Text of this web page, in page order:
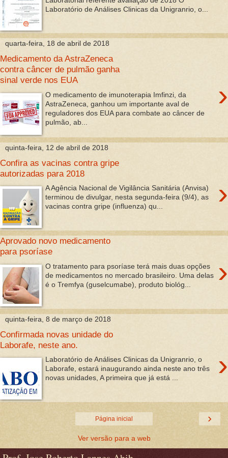
Laboratório de Análises Clinicas da Unigranrio, o...
quarta-feira, 18 de abril de 2018
Medicamento da AstraZeneca
contra câncer de pulmão ganha
sinal verde nos EUA
›
O medicamento de imunoterapia Imfinzi, da
AstraZeneca, ganhou um importante aval de
reguladores dos EUA para combate ao câncer de
pulmão, ab...
quinta-feira, 12 de abril de 2018
Confira as vacinas contra gripe
autorizadas para 2018
›
A Agência Nacional de Vigilância Sanitária (Anvisa)
terminou de divulgar, nesta segunda-feira (9/4), as
vacinas contra gripe (influenza) qu...
Aprovado novo medicamento
para psoríase
›
O tratamento para psoríase terá mais duas opções
de medicamentos no mercado brasileiro. Uma delas
é o Tremfya (guselcumabe), produto biológ...
quinta-feira, 8 de março de 2018
Confirmada novas unidade do
Laborafe, neste ano.
›
Laboratório de Análises Clinicas da Unigranrio, o
Laborafe, estará inaugurando ainda neste ano três
novas unidades, A primeira que já está ...
›
Página inicial
Ver versão para a web